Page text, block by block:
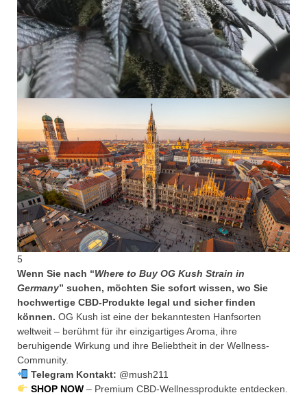
5
Wenn Sie nach “Where to Buy OG Kush Strain in
Germany” suchen, möchten Sie sofort wissen, wo Sie
hochwertige CBD-Produkte legal und sicher finden
können. OG Kush ist eine der bekanntesten Hanfsorten
weltweit – berühmt für ihr einzigartiges Aroma, ihre
beruhigende Wirkung und ihre Beliebtheit in der Wellness-
Community.
Telegram Kontakt: @mush211
SHOP NOW– Premium CBD-Wellnessprodukte entdecken.